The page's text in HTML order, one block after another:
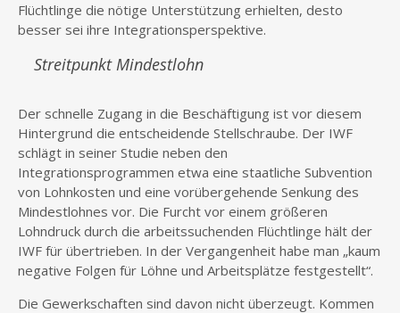
Flüchtlinge die nötige Unterstützung erhielten, desto
besser sei ihre Integrationsperspektive.
Streitpunkt Mindestlohn
Der schnelle Zugang in die Beschäftigung ist vor diesem
Hintergrund die entscheidende Stellschraube. Der IWF
schlägt in seiner Studie neben den
Integrationsprogrammen etwa eine staatliche Subvention
von Lohnkosten und eine vorübergehende Senkung des
Mindestlohnes vor. Die Furcht vor einem größeren
Lohndruck durch die arbeitssuchenden Flüchtlinge hält der
IWF für übertrieben. In der Vergangenheit habe man „kaum
negative Folgen für Löhne und Arbeitsplätze festgestellt“.
Die Gewerkschaften sind davon nicht überzeugt. Kommen